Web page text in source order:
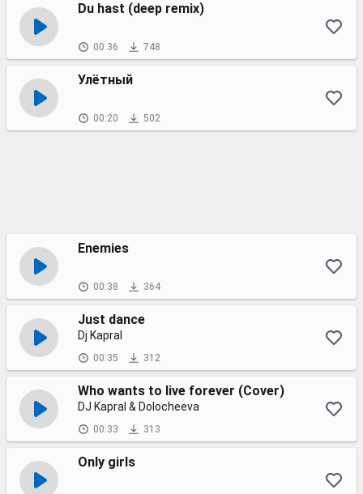
Du hast (deep remix)
00:36 748
Улётный
00:20 502
Enemies
00:38 364
Just dance
Dj Kapral
00:35 312
Who wants to live forever (Cover)
DJ Kapral & Dolocheeva
00:33 313
Only girls